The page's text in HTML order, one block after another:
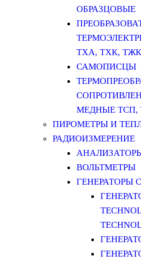
ОБРАЗЦОВЫЕ
ТХА, ТХК,
САМОПИСЦЫ
МЕДНЫЕ ТСП,
ПИРОМЕТРЫ И
РАДИОИЗМЕРЕНИЕ
ВОЛЬТМЕТРЫ
ГЕНЕРАТОРЫ